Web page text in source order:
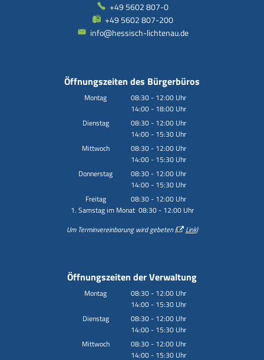
+49 5602 807-0
+49 5602 807-200
info@hessisch-lichtenau.de
Öffnungszeiten des Bürgerbüros
Montag 08:30- 12:00 Uhr
Von 08:30 bis 12:00 Uhr
14:00- 18:00 Uhr
Von 14:00 bis 18:00 Uhr
Dienstag 08:30- 12:00 Uhr
Von 08:30 bis 12:00 Uhr
14:00- 15:30 Uhr
Von 14:00 bis 15:30 Uhr
Mittwoch 08:30- 12:00 Uhr
Von 08:30 bis 12:00 Uhr
14:00- 15:30 Uhr
Von 14:00 bis 15:30 Uhr
Donnerstag 08:30- 12:00 Uhr
Von 08:30 bis 12:00 Uhr
14:00- 15:30 Uhr
Von 14:00 bis 15:30 Uhr
Freitag 08:30- 12:00 Uhr
Von 08:30 bis 12:00 Uhr
1. Samstag im Monat 08:30 - 12:00 Uhr
Um Terminvereinbarung wird gebeten (
Link)
Öffnungszeiten der Verwaltung
Montag 08:30- 12:00 Uhr
Von 08:30 bis 12:00 Uhr
14:00- 15:30 Uhr
Von 14:00 bis 15:30 Uhr
Dienstag 08:30- 12:00 Uhr
Von 08:30 bis 12:00 Uhr
14:00- 15:30 Uhr
Von 14:00 bis 15:30 Uhr
Mittwoch 08:30- 12:00 Uhr
Von 08:30 bis 12:00 Uhr
14:00- 15:30 Uhr